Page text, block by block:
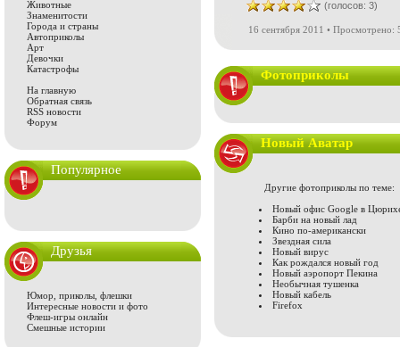
Животные
Знаменитости
Города и страны
Автоприколы
Арт
Девочки
Катастрофы
На главную
Обратная связь
RSS новости
Форум
Популярное
Друзья
Юмор, приколы, флешки
Интересные новости и фото
Флеш-игры онлайн
Смешные истории
(голосов: 3)
16 сентября 2011 • Просмотрено:
Фотоприколы
Новый Аватар
Другие фотоприколы по теме:
Новый офис Google в
Барби на новый лад
Кино по-американски
Звездная сила
Новый вирус
Как рождался новый год
Новый аэропорт Пекина
Необычная тушенка
Новый кабель
Firefox